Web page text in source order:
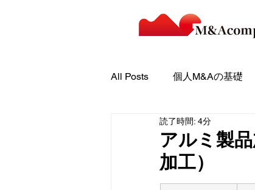
All Posts 個人M&Aの基礎
個人M&A体験談
アルミ製
加工）
読了時間: 4分